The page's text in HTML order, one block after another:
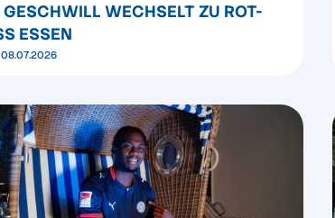
WECHSELT ZU ROT-
ESSEN
08.07.2026